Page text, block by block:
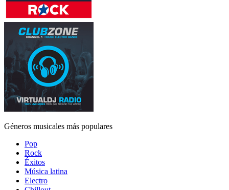
Géneros musicales más populares
Pop
Rock
Éxitos
Música latina
Electro